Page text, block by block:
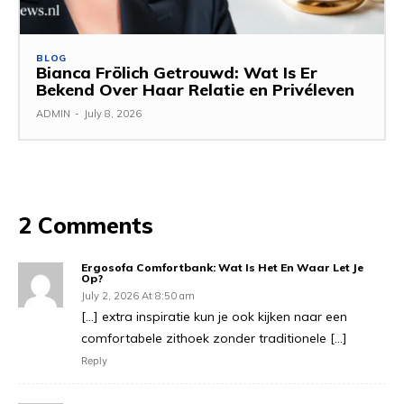
BLOG
Bianca Frölich Getrouwd: Wat Is Er
Bekend Over Haar Relatie en Privéleven
ADMIN - July 8, 2026
2 Comments
Ergosofa Comfortbank: Wat Is Het En Waar Let Je
Op?
July 2, 2026 At 8:50 am
[…] extra inspiratie kun je ook kijken naar een
comfortabele zithoek zonder traditionele […]
Reply